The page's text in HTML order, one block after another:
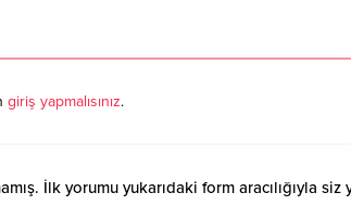
giriş yapmalısınız.
İlk yorumu yukarıdaki form aracılığıyla